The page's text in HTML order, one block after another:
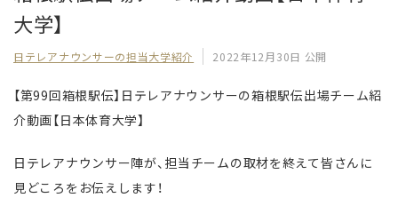
大学】
日テレアナウンサーの担当大学紹介 2022年12月30日 公開
【第99回箱根駅伝】日テレアナウンサーの箱根駅伝出場チーム紹
介動画【日本体育大学】
日テレアナウンサー陣が、担当チームの取材を終えて皆さんに
見どころをお伝えします！